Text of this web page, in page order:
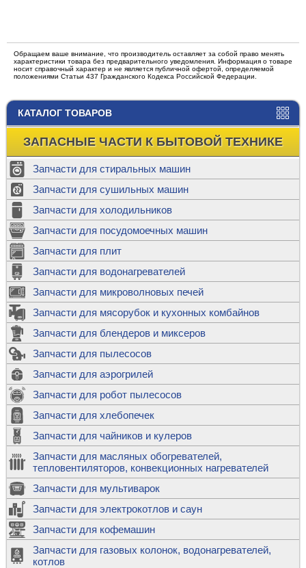
КАТАЛОГ ТОВАРОВ
ЗАПАСНЫЕ ЧАСТИ К БЫТОВОЙ ТЕХНИКЕ
Запчасти для стиральных машин
Запчасти для сушильных машин
Запчасти для холодильников
Запчасти для посудомоечных машин
Запчасти для плит
Запчасти для водонагревателей
Запчасти для микроволновых печей
Запчасти для мясорубок и кухонных комбайнов
Запчасти для блендеров и миксеров
Запчасти для пылесосов
Запчасти для аэрогрилей
Запчасти для робот пылесосов
Запчасти для хлебопечек
Запчасти для чайников и кулеров
Запчасти для масляных обогревателей,
тепловентиляторов, конвекционных нагревателей
Запчасти для мультиварок
Запчасти для электрокотлов и саун
Запчасти для кофемашин
Запчасти для газовых колонок, водонагревателей,
котлов
Обращаем ваше внимание, что производитель оставляет за собой право менять
характеристики товара без предварительного уведомления. Информация о товаре
носит справочный характер и не является публичной офертой, определяемой
положениями Статьи 437 Гражданского Кодекса Российской Федерации.